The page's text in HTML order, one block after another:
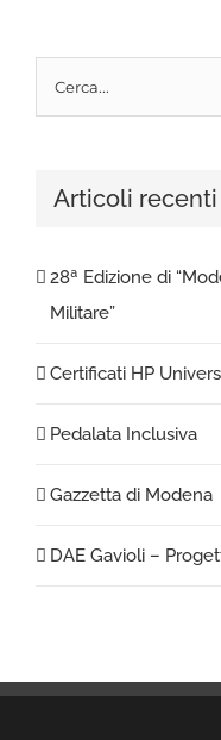
Articoli recenti
28ª Edizione di
Militare”
Certificati HP
Pedalata Inclusiva
Gazzetta di Modena
DAE Gavioli –